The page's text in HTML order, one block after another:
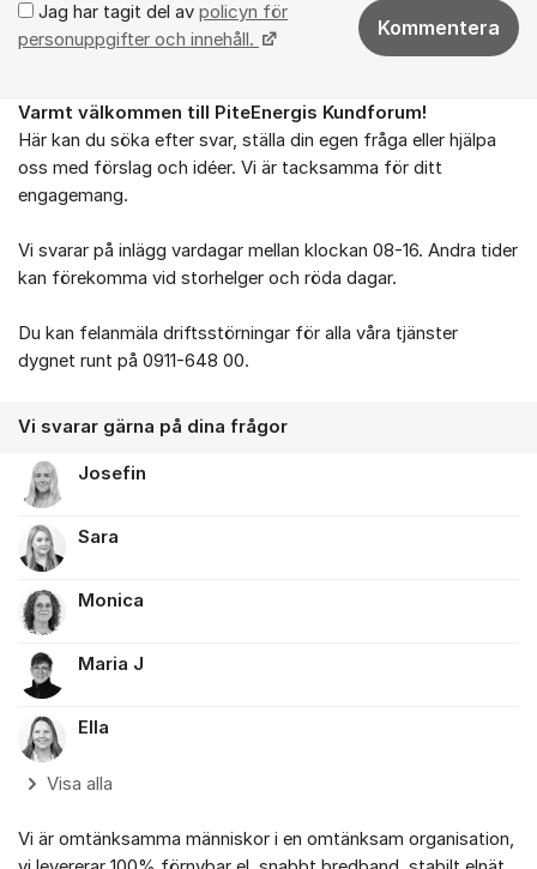
Jag har tagit del av policyn för
personuppgifter och innehåll.
Kommentera
Om forumet
Varmt välkommen till PiteEnergis Kundforum!
Här kan du söka efter svar, ställa din egen fråga eller hjälpa
oss med förslag och idéer. Vi är tacksamma för ditt
engagemang.
Vi svarar på inlägg vardagar mellan klockan 08-16. Andra tider
kan förekomma vid storhelger och röda dagar.
Du kan felanmäla driftsstörningar för alla våra tjänster
dygnet runt på 0911-648 00.
Vi svarar gärna på dina frågor
Josefin
Sara
Monica
Maria J
Ella
Visa alla
Vi är omtänksamma människor i en omtänksam organisation,